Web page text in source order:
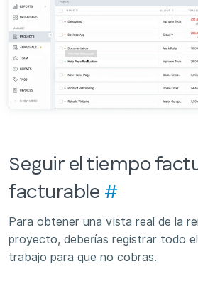
Seguir el tiempo
facturable #
Para obtener una vista real de la
proyecto, deberías registrar todo
trabajo para que no cobras.